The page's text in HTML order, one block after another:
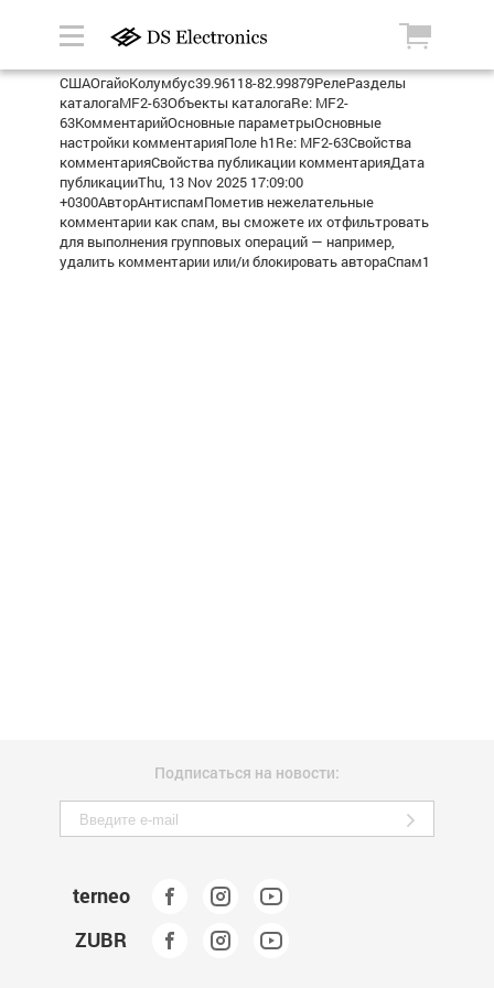
СШАОгайоКолумбус39.96118-82.99879РелеРазделы
каталогаMF2-63Объекты каталогаRe: MF2-
63КомментарийОсновные параметрыОсновные
настройки комментарияПоле h1Re: MF2-63Свойства
комментарияСвойства публикации комментарияДата
публикацииThu, 13 Nov 2025 17:09:00
+0300АвторАнтиспамПометив нежелательные
комментарии как спам, вы сможете их отфильтровать
для выполнения групповых операций — например,
удалить комментарии или/и блокировать автораСпам1
Подписаться на новости:
terneo
ZUBR